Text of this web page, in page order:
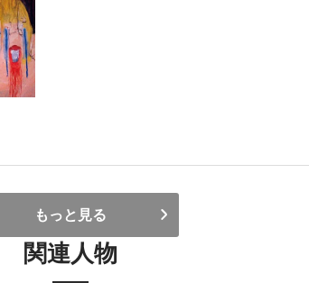
もっと見る
関連人物